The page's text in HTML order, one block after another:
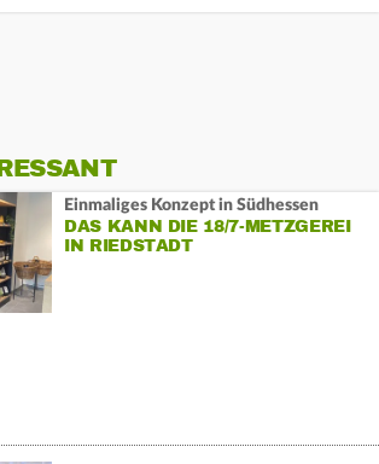
Einmaliges Konzept in Südhessen
DAS KANN DIE 18/7-METZGEREI
IN RIEDSTADT